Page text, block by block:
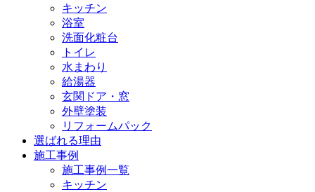
キッチン
浴室
洗面化粧台
トイレ
水まわり
給湯器
玄関ドア・窓
外壁塗装
リフォームパック
選ばれる理由
施工事例
施工事例一覧
キッチン